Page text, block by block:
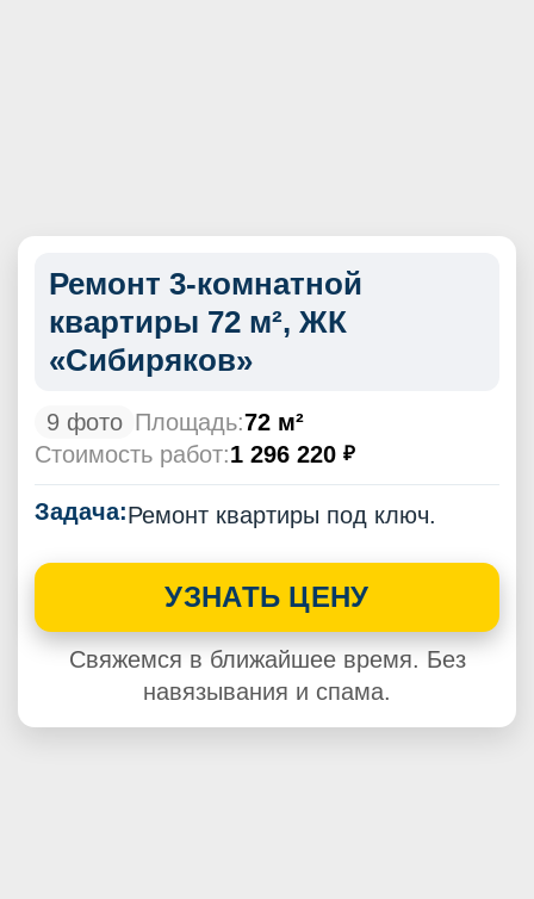
Ремонт 3-комнатной
квартиры 72 м², ЖК
«Сибиряков»
9 фото Площадь:72 м²
Стоимость работ:1 296 220 ₽
Задача:Ремонт квартиры под ключ.
УЗНАТЬ ЦЕНУ
Свяжемся в ближайшее время. Без
навязывания и спама.